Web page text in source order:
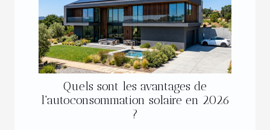
Quels sont les avantages de
l'autoconsommation solaire en 2026
?